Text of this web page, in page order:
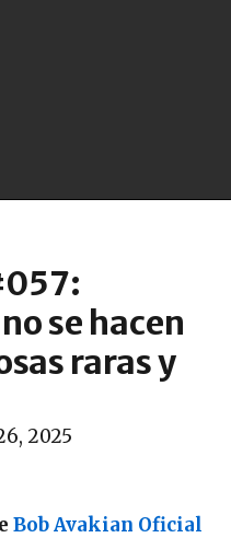
se hacen
raras y
2025
Bob Avakian Oficial